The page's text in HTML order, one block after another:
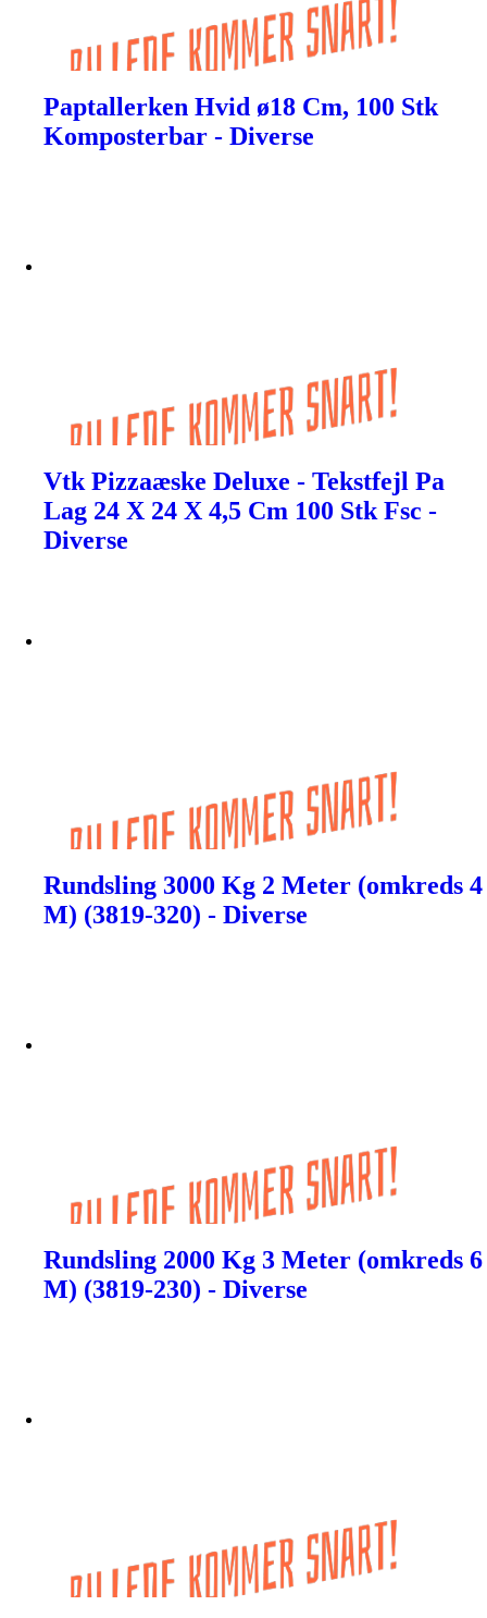
Paptallerken Hvid ø18 Cm, 100 Stk
Komposterbar - Diverse
Vtk Pizzaæske Deluxe - Tekstfejl Pa
Lag 24 X 24 X 4,5 Cm 100 Stk Fsc -
Diverse
Rundsling 3000 Kg 2 Meter (omkreds 4
M) (3819-320) - Diverse
Rundsling 2000 Kg 3 Meter (omkreds 6
M) (3819-230) - Diverse